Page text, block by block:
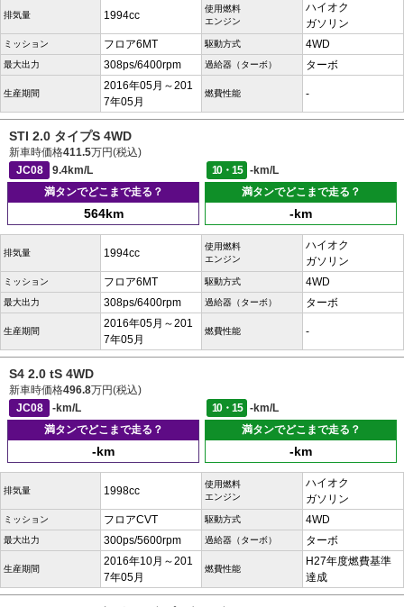
排気量 1994cc
使用燃料
エンジン
ハイオク
ガソリン
ミッション フロア6MT 駆動方式 4WD
最大出力 308ps/6400rpm 過給器（ターボ） ターボ
生産期間
2016年05月～201
7年05月
燃費性能 -
STI 2.0 タイプS 4WD
新車時価格411.5万円(税込)
JC08
9.4km/L 10・15
-km/L
満タンでどこまで走る？
564km
満タンでどこまで走る？
-km
排気量 1994cc
使用燃料
エンジン
ハイオク
ガソリン
ミッション フロア6MT 駆動方式 4WD
最大出力 308ps/6400rpm 過給器（ターボ） ターボ
生産期間
2016年05月～201
7年05月
燃費性能 -
S4 2.0 tS 4WD
新車時価格496.8万円(税込)
JC08
-km/L 10・15
-km/L
満タンでどこまで走る？
-km
満タンでどこまで走る？
-km
排気量 1998cc
使用燃料
エンジン
ハイオク
ガソリン
ミッション フロアCVT 駆動方式 4WD
最大出力 300ps/5600rpm 過給器（ターボ） ターボ
生産期間
2016年10月～201
7年05月
燃費性能
H27年度燃費基準
達成